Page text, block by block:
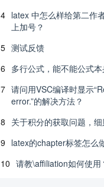
4 latex 中怎么样给第二作
上加号？
5 测试反馈
6 多行公式，能不能公式
7 请问用VSC编译时显示
error.”的解决方法？
8 关于积分的获取问题，
9 latex的chapter标签怎么
10 请教\affiliation如何使用